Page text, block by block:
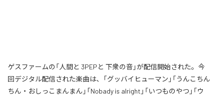
ゲスファームの「人間と 3PEPと 下衆の音」が配信開始された。今
回デジタル配信された楽曲は、「グッバイヒューマン」「うんこちん
ちん・おしっこまんまん」「Nobady is alright」「いつものやつ」「ウ